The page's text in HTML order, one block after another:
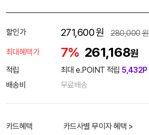
할인가 271,600원 280,000원
최대혜택가
7% 261,168원
적립 최대 e.POINT 적립 5,432P
배송비 무료배송
카드혜택 카드사별 무이자 혜택 >